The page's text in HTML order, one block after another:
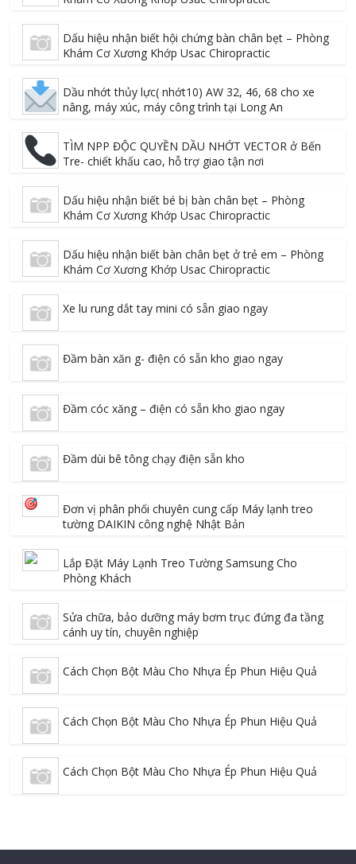
Dấu hiệu nhận biết hội chứng bàn chân bẹt – Phòng
Khám Cơ Xương Khớp Usac Chiropractic
Dầu nhớt thủy lực( nhớt10) AW 32, 46, 68 cho xe
nâng, máy xúc, máy công trình tại Long An
TÌM NPP ĐỘC QUYỀN DẦU NHỚT VECTOR ở Bến
Tre- chiết khấu cao, hỗ trợ giao tận nơi
Dấu hiệu nhận biết bé bị bàn chân bẹt – Phòng
Khám Cơ Xương Khớp Usac Chiropractic
Dấu hiệu nhận biết bàn chân bẹt ở trẻ em – Phòng
Khám Cơ Xương Khớp Usac Chiropractic
Xe lu rung dắt tay mini có sẵn giao ngay
Đầm bàn xăn g- điện có sẵn kho giao ngay
Đầm cóc xăng – điện có sẵn kho giao ngay
Đầm dùi bê tông chạy điện sẵn kho
Đơn vị phân phối chuyên cung cấp Máy lạnh treo
tường DAIKIN công nghệ Nhật Bản
Lắp Đặt Máy Lạnh Treo Tường Samsung Cho
Phòng Khách
Sửa chữa, bảo dưỡng máy bơm trục đứng đa tầng
cánh uy tín, chuyên nghiệp
Cách Chọn Bột Màu Cho Nhựa Ép Phun Hiệu Quả
Cách Chọn Bột Màu Cho Nhựa Ép Phun Hiệu Quả
Cách Chọn Bột Màu Cho Nhựa Ép Phun Hiệu Quả